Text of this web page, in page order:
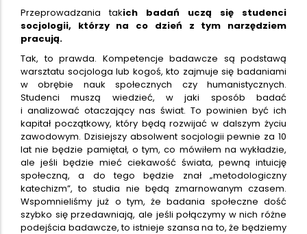
Przeprowadzania takich badań uczą się studenci
socjologii, którzy na co dzień z tym narzędziem
pracują.
Tak, to prawda. Kompetencje badawcze są podstawą
warsztatu socjologa lub kogoś, kto zajmuje się badaniami
w obrębie nauk społecznych czy humanistycznych.
Studenci muszą wiedzieć, w jaki sposób badać
i analizować otaczający nas świat. To powinien być ich
kapitał początkowy, który będą rozwijać w dalszym życiu
zawodowym. Dzisiejszy absolwent socjologii pewnie za 10
lat nie będzie pamiętał, o tym, co mówiłem na wykładzie,
ale jeśli będzie mieć ciekawość świata, pewną intuicję
społeczną, a do tego będzie znał „metodologiczny
katechizm”, to studia nie będą zmarnowanym czasem.
Wspomnieliśmy już o tym, że badania społeczne dość
szybko się przedawniają, ale jeśli połączymy w nich różne
podejścia badawcze, to istnieje szansa na to, że będziemy